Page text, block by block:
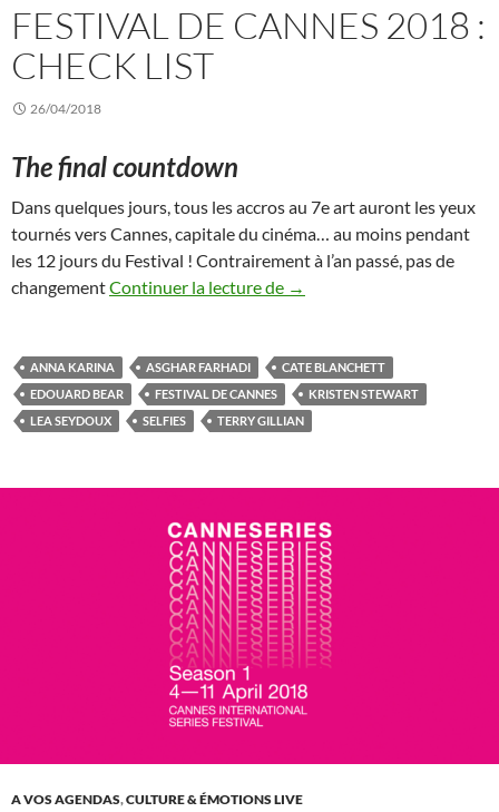
FESTIVAL DE CANNES 2018 :
CHECK LIST
26/04/2018
The final countdown
Dans quelques jours, tous les accros au 7e art auront les yeux
tournés vers Cannes, capitale du cinéma… au moins pendant
les 12 jours du Festival ! Contrairement à l’an passé, pas de
changementContinuer la lecture de Festival de Cannes 2018 :
→
ANNA KARINA ASGHAR FARHADI
CATE BLANCHETT
EDOUARD BEAR
FESTIVAL DE CANNES
KRISTEN STEWART
LEA SEYDOUX
SELFIES TERRY GILLIAN
A VOS AGENDAS,CULTURE & ÉMOTIONS LIVE